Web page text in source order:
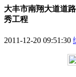
大丰市南翔大道道
秀工程
2011-12-20 09:51:30